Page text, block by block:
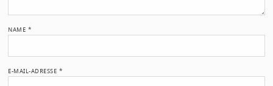
NAME *
E-MAIL-ADRESSE *